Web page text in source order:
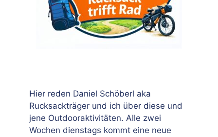
Hier reden Daniel Schöberl aka
Rucksackträger und ich über diese und
jene Outdooraktivitäten. Alle zwei
Wochen dienstags kommt eine neue